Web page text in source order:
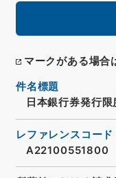
マークがある場合
件名標題
日本銀行券発行
レファレンスコード
A22100551800